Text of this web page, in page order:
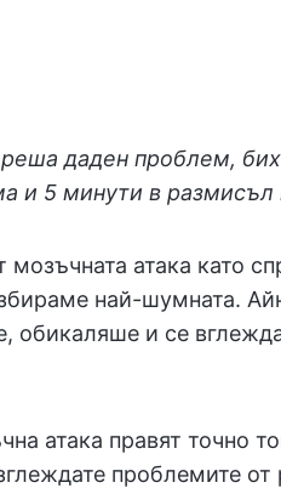
даден проблем,
и 5 минути в размисъл
мозъчната атака като
най-шумната.
обикаляше и се
атака правят точно
проблемите от